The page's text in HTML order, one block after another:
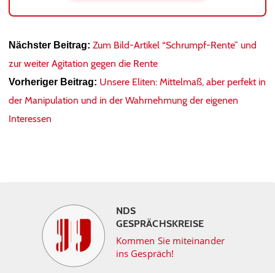
Nächster Beitrag: Zum Bild-Artikel “Schrumpf-Rente” und
zur weiter Agitation gegen die Rente
Vorheriger Beitrag: Unsere Eliten: Mittelmaß, aber perfekt in
der Manipulation und in der Wahrnehmung der eigenen
Interessen
NDS
GESPRÄCHSKREISE
Kommen Sie miteinander
ins Gespräch!